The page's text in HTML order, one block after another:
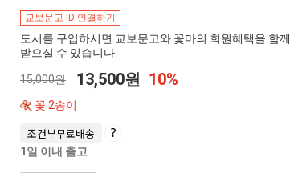
교보문고 ID 연결하기
도서를 구입하시면 교보문고와 꽃마의 회원혜택을 함께
받으실 수 있습니다.
15,000원 13,500원 10%
꽃 2송이
조건부무료배송
1일 이내 출고